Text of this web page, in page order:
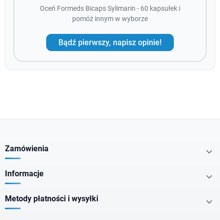
Oceń Formeds Bicaps Sylimarin - 60 kapsułek i
pomóż innym w wyborze
Bądź pierwszy, napisz opinie!
Zamówienia 
Informacje 
Metody płatności i wysyłki 